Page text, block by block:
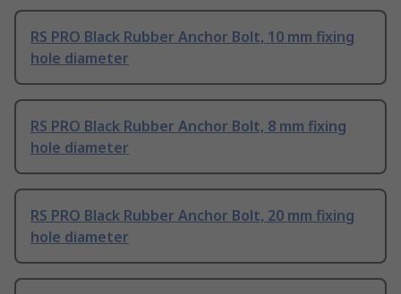
RS PRO Black Rubber Anchor Bolt, 10 mm fixing
hole diameter
RS PRO Black Rubber Anchor Bolt, 8 mm fixing
hole diameter
RS PRO Black Rubber Anchor Bolt, 20 mm fixing
hole diameter